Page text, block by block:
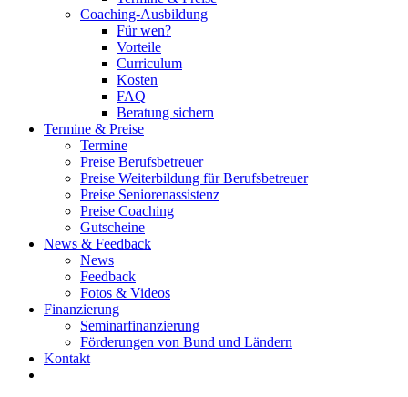
Coaching-Ausbildung
Für wen?
Vorteile
Curriculum
Kosten
FAQ
Beratung sichern
Termine & Preise
Termine
Preise Berufsbetreuer
Preise Weiterbildung für Berufsbetreuer
Preise Seniorenassistenz
Preise Coaching
Gutscheine
News & Feedback
News
Feedback
Fotos & Videos
Finanzierung
Seminarfinanzierung
Förderungen von Bund und Ländern
Kontakt